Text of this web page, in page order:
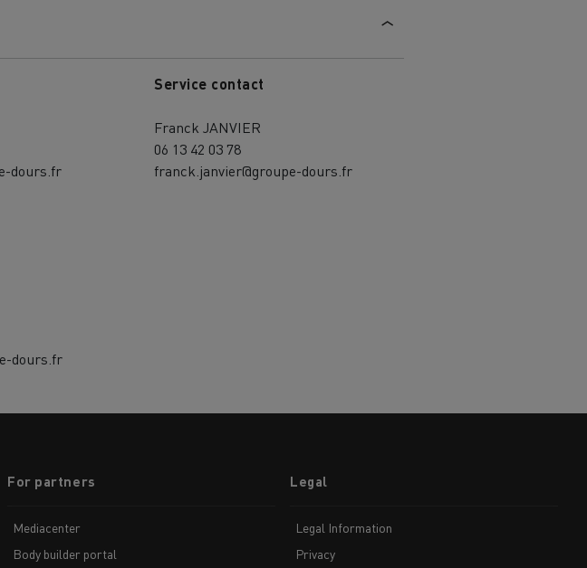
dours.fr
Service contact
Franck JANVIER
06 13 42 03 78
franck.janvier@groupe-dours.fr
dours.fr
For partners
Mediacenter
Body builder portal
Legal
Legal Information
Privacy